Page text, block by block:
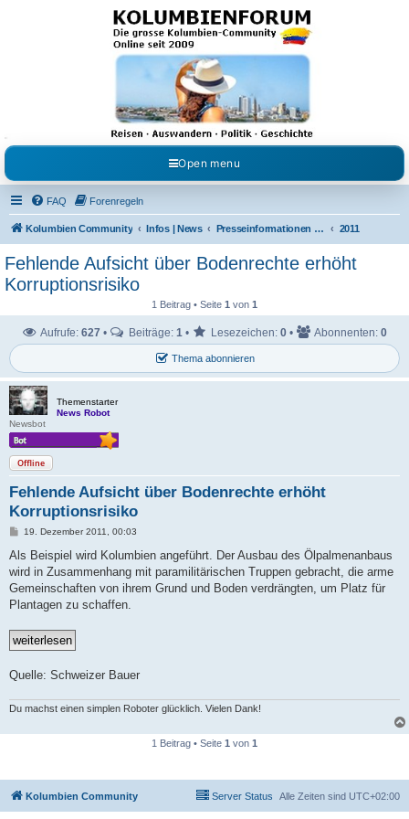
Kolumbienforum - Das
grosse Forum der
Freunde Kolumbiens
Reisen, Auswandern, Kultur, Politik, Geschichte und Visum in Kolumbien und Venezuela.
Austausch, Erfahrungen und Gemeinschaft im Kolumbienforum
Open menu
FAQ Forenregeln
Kolumbien Community Infos | News Presseinformationen & Neuigkeiten 2011
Fehlende Aufsicht über Bodenrechte erhöht
Korruptionsrisiko
1 Beitrag • Seite 1 von 1
Thema abonnieren
Aufrufe: 627 • Beiträge: 1 • Lesezeichen: 0 • Abonnenten: 0
Themenstarter
News Robot
Newsbot
Offline
Fehlende Aufsicht über Bodenrechte erhöht
Korruptionsrisiko
B
i
r
a
19. Dezember 2011, 00:03
Als Beispiel wird Kolumbien angeführt. Der Ausbau des Ölpalmenanbaus
wird in Zusammenhang mit paramilitärischen Truppen gebracht, die arme
Gemeinschaften von ihrem Grund und Boden verdrängten, um Platz für
Plantagen zu schaffen.
Quelle: Schweizer Bauer
Du machst einen simplen Roboter glücklich. Vielen Dank!
1 Beitrag • Seite 1 von 1
Kolumbien Community Alle Zeiten sind UTC+02:00
Server Status